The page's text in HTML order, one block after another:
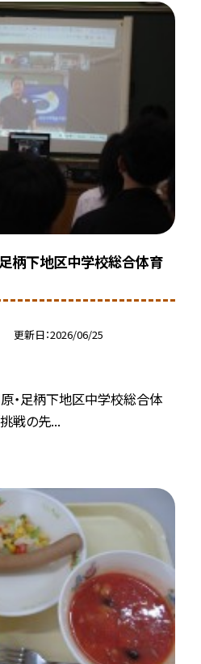
足柄下地区中学校総合体育
更新日 2026/06/25
・足柄下地区中学校総合体
戦の先...